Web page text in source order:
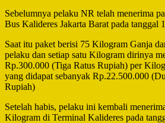
Sebelumnya pelaku NR telah menerima
Bus Kalideres Jakarta Barat pada tanggal
Saat itu paket berisi 75 Kilogram Ganja
pelaku dan setiap satu Kilogram dirinya
Rp.300.000 (Tiga Ratus Rupiah) per
yang didapat sebanyak Rp.22.500.000
Rupiah)
Setelah habis, pelaku ini kembali
Kilogram di Terminal Kalideres pada